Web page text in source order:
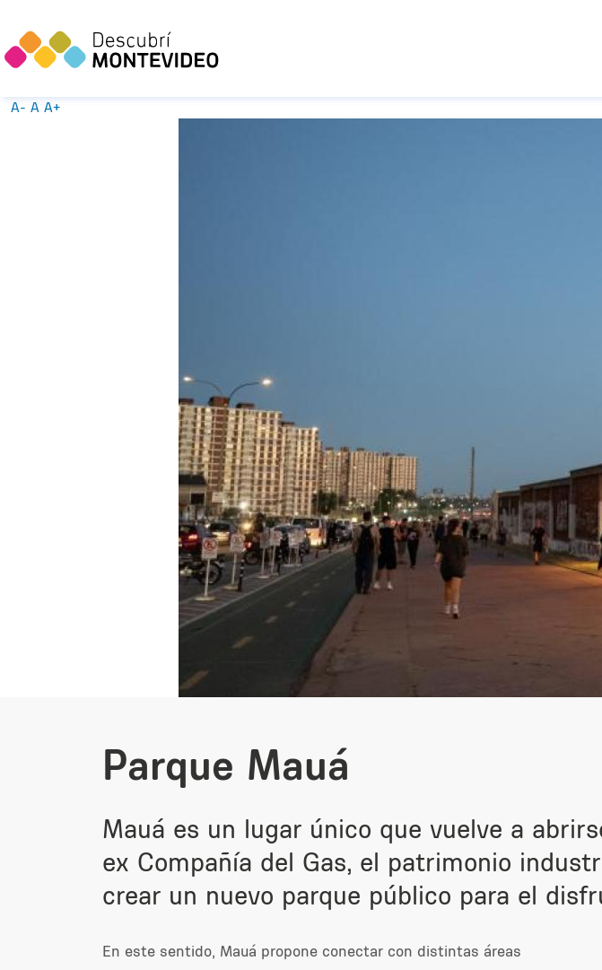
A- A A+
Parque Mauá
Mauá es un lugar único que vuelve a
ex Compañía del Gas, el patrimonio
crear un nuevo parque público para el
En este sentido, Mauá propone conectar con distintas áreas